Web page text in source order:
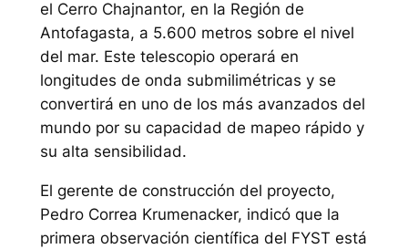
el Cerro Chajnantor, en la Región de
Antofagasta, a 5.600 metros sobre el nivel
del mar. Este telescopio operará en
longitudes de onda submilimétricas y se
convertirá en uno de los más avanzados del
mundo por su capacidad de mapeo rápido y
su alta sensibilidad.
El gerente de construcción del proyecto,
Pedro Correa Krumenacker, indicó que la
primera observación científica del FYST está